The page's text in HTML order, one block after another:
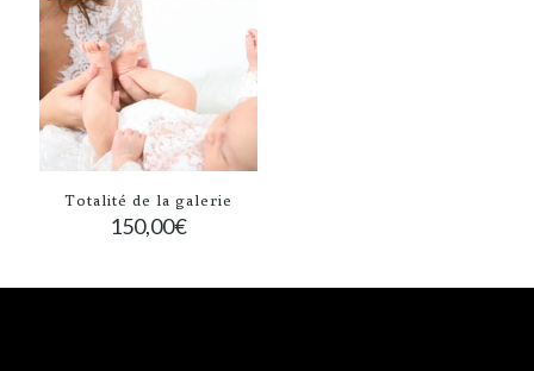
Totalité de la galerie
150,00€